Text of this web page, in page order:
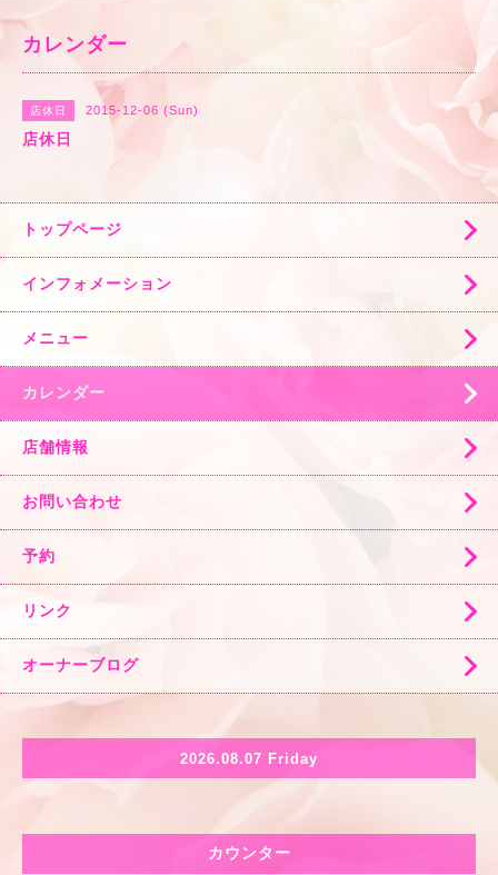
カレンダー
店休日 2015-12-06 (Sun)
店休日
トップページ
インフォメーション
メニュー
カレンダー
店舗情報
お問い合わせ
予約
リンク
オーナーブログ
2026.08.07 Friday
カウンター